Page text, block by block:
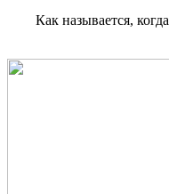
Как называется,